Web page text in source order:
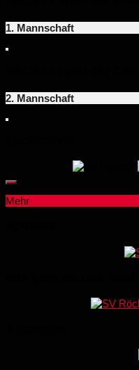
1. Mannschaft
2. Mannschaft
Mehr